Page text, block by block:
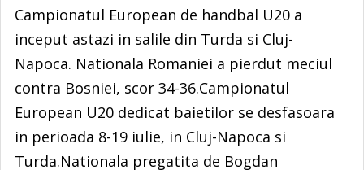
Campionatul European de handbal U20 a
inceput astazi in salile din Turda si Cluj-
Napoca. Nationala Romaniei a pierdut meciul
contra Bosniei, scor 34-36.Campionatul
European U20 dedicat baietilor se desfasoara
in perioada 8-19 iulie, in Cluj-Napoca si
Turda.Nationala pregatita de Bogdan